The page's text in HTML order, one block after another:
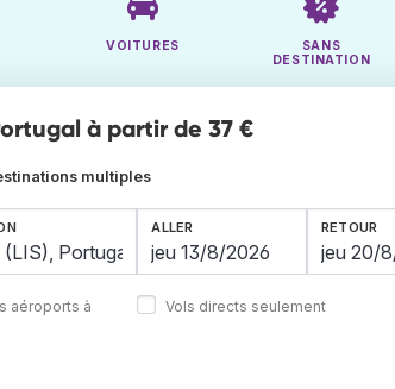
VOITURES
SANS
DESTINATION
à partir de 37 €
multiples
aéroports à
ALLER RETOUR
Vols directs seulement